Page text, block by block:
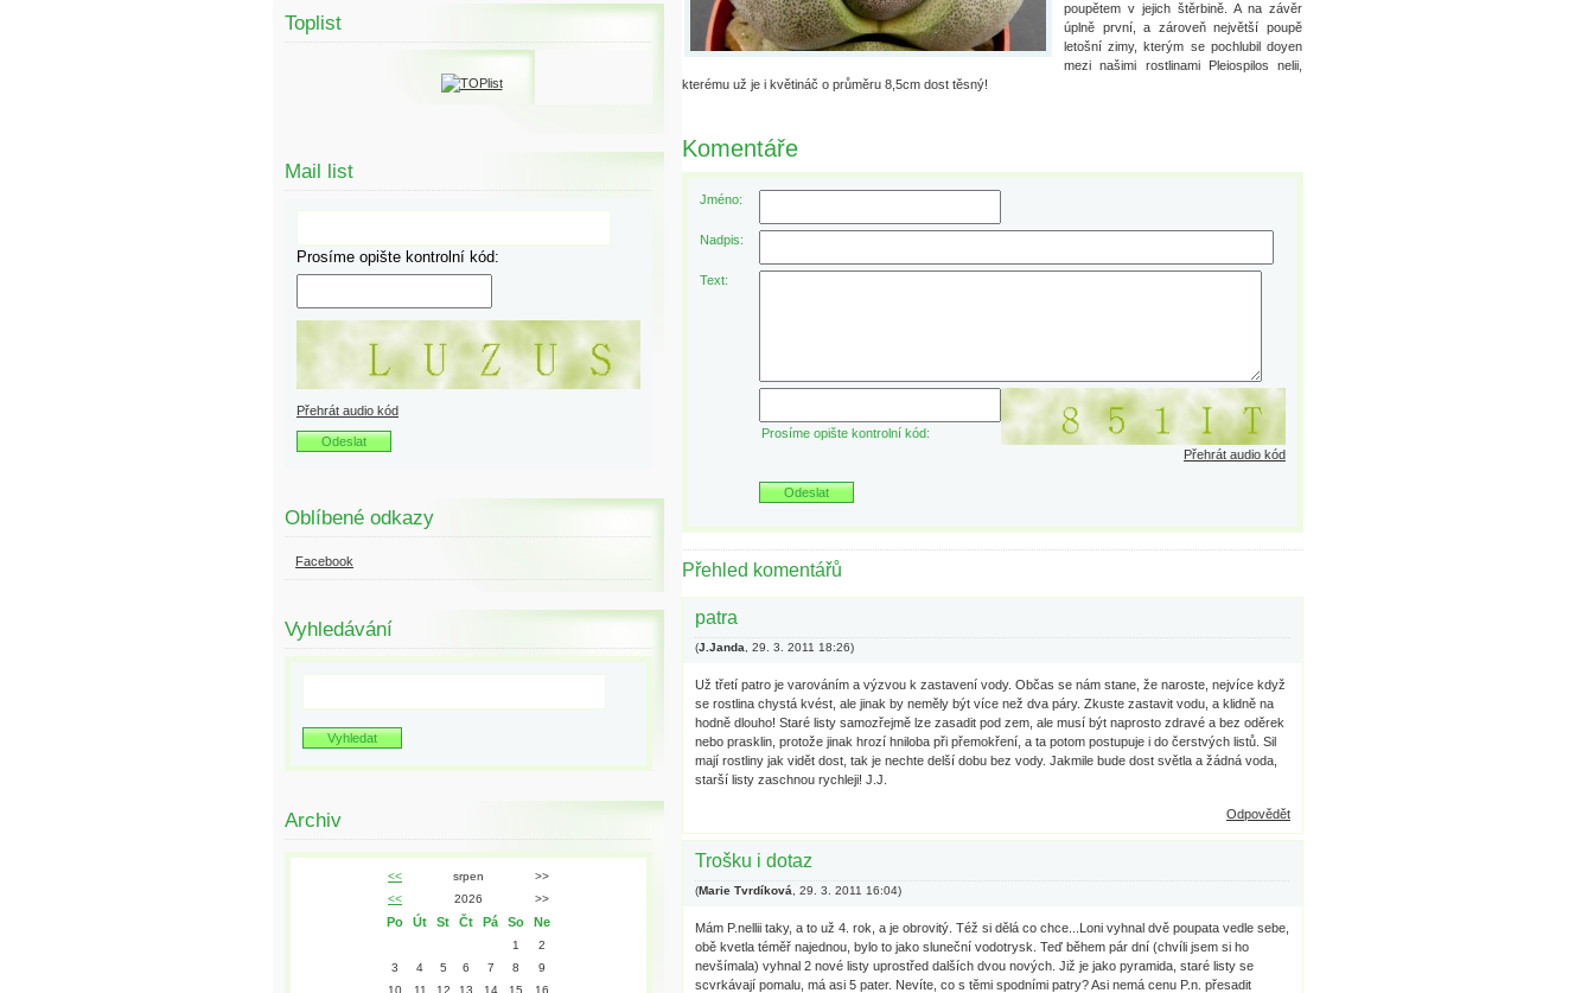
poupětem v jejich štěrbině. A na závěr
úplně první, a zároveň největší poupě
letošní zimy, kterým se pochlubil doyen
mezi našimi rostlinami Pleiospilos nelii,
kterému už je i květináč o průměru 8,5cm dost těsný!
Komentáře
Jméno:
Nadpis:
Text:
Prosíme opište kontrolní kód:
Přehrát audio kód
Přehled komentářů
patra
(J.Janda 29. 3. 2011 18:26)
Už třetí patro je varováním a výzvou k zastavení vody. Občas se nám stane, že naroste, nejvíce když
se rostlina chystá kvést, ale jinak by neměly být více než dva páry. Zkuste zastavit vodu, a klidně na
hodně dlouho! Staré listy samozřejmě lze zasadit pod zem, ale musí být naprosto zdravé a bez oděrek
nebo prasklin, protože jinak hrozí hniloba při přemokření, a ta potom postupuje i do čerstvých listů. Sil
mají rostliny jak vidět dost, tak je nechte delší dobu bez vody. Jakmile bude dost světla a žádná voda,
starší listy zaschnou rychleji! J.J.
Odpovědět
Trošku i dotaz
(Marie Tvrdíková 29. 3. 2011 16:04)
Mám P.nellii taky, a to už 4. rok, a je obrovitý. Též si dělá co chce...Loni vyhnal dvě poupata vedle sebe,
obě kvetla téměř najednou, bylo to jako sluneční vodotrysk. Teď během pár dní (chvíli jsem si ho
nevšímala) vyhnal 2 nové listy uprostřed dalších dvou nových. Již je jako pyramida, staré listy se
scvrkávají pomalu, má asi 5 pater. Nevíte, co s těmi spodními patry? Asi nemá cenu P.n. přesadit
Toplist
Mail list
Prosíme opište kontrolní kód:
Přehrát audio kód
Oblíbené odkazy
Facebook
Vyhledávání
Archiv
<< srpen
>>
<<
2026 >>
Po Út St Čt Pá So Ne
1
2
3
4 5 6 7 8
9
10
11 12 13 14 15 16